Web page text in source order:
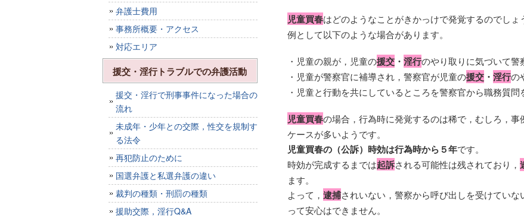
児童買春はどのようなことがきかっけで発覚するのでしょ
例として以下のような場合があります。
・児童の親が，児童の援交 ・ 淫行のやり取りに気づいて警
・児童が警察官に補導され，警察官が児童の援交 ・ 淫行の
・児童と行動を共にしているところを警察官から職務質問
児童買春の場合，行為時に発覚するのは稀で，むしろ，
ケースが多いようです。
児童買春の（公訴）時効は行為時から５年です。
時効が完成するまでは起訴される可能性は残されており，
ます。
よって， 逮捕されいない，警察から呼び出しを受けてい
って安心はできません。
弁護士費用
事務所概要・アクセス
対応エリア
援交・淫行トラブルでの弁護活動
援交・淫行で刑事事件になった場合の
流れ
未成年・少年との交際，性交を規制す
る法令
再犯防止のために
国選弁護と私選弁護の違い
裁判の種類・刑罰の種類
援助交際，淫行Q&A